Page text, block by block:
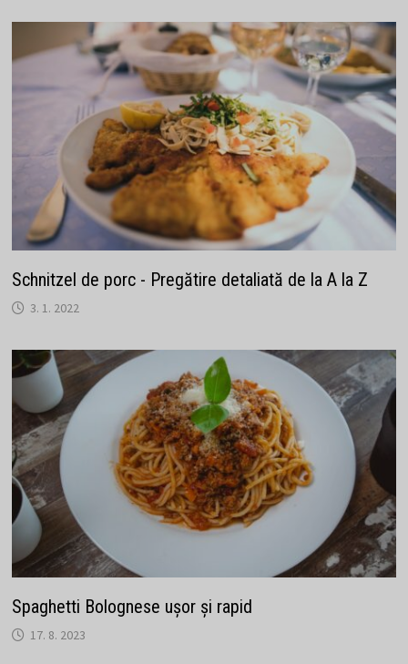
Schnitzel de porc - Pregătire detaliată de la A la Z
3. 1. 2022
Spaghetti Bolognese ușor și rapid
17. 8. 2023